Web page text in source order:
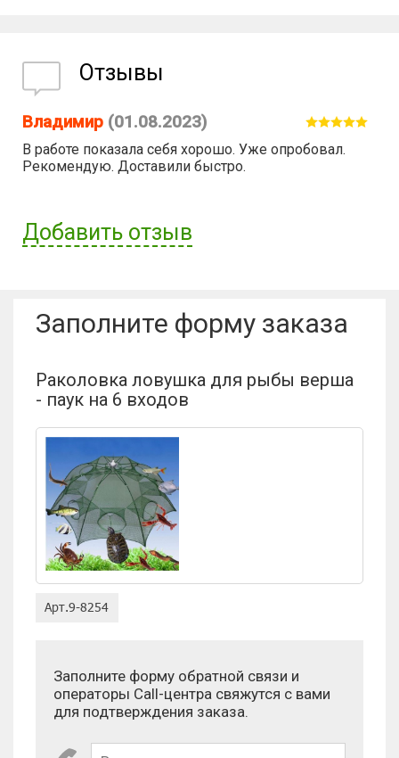
Отзывы
Владимир (01.08.2023)
В работе показала себя хорошо. Уже опробовал.
Рекомендую. Доставили быстро.
Добавить отзыв
Антиспам:
Сколько будет 4 × 1?
Заполните форму заказа
Раколовка ловушка для рыбы верша
- паук на 6 входов
Заполните форму обратной связи и
операторы Call-центра свяжутся с вами
для подтверждения заказа.